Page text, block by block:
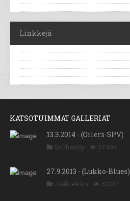
Linkkejä
KATSOTUIMMAT GALLERIAT
13.3.2014 - (Oilers-SPV)
Salibandy 57494
27.9.2013 - (Lukko-Blues)
Jääkiekko 53227